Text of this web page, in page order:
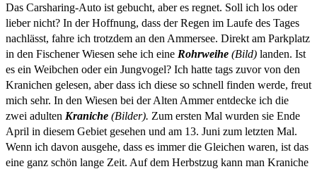
Das Carsharing-Auto ist gebucht, aber es regnet. Soll ich los oder
lieber nicht? In der Hoffnung, dass der Regen im Laufe des Tages
nachlässt, fahre ich trotzdem an den Ammersee. Direkt am Parkplatz
in den Fischener Wiesen sehe ich eine Rohrweihe (Bild) landen. Ist
es ein Weibchen oder ein Jungvogel? Ich hatte tags zuvor von den
Kranichen gelesen, aber dass ich diese so schnell finden werde, freut
mich sehr. In den Wiesen bei der Alten Ammer entdecke ich die
zwei adulten Kraniche (Bilder). Zum ersten Mal wurden sie Ende
April in diesem Gebiet gesehen und am 13. Juni zum letzten Mal.
Wenn ich davon ausgehe, dass es immer die Gleichen waren, ist das
eine ganz schön lange Zeit. Auf dem Herbstzug kann man Kraniche